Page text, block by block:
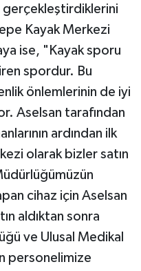
Kayak Merkezi
ise, "Kayak sporu
spordur. Bu
önlemlerinin de iyi
Aselsan tarafından
ardından ilk
olarak bizler satın
cihaz için Aselsan
aldıktan sonra
ve Ulusal Medikal
personelimize